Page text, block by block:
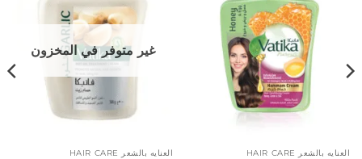
العنايه بالشعر HAIR CARE
غير متوفر في المخزون
العنايه بالشعر HAIR CARE